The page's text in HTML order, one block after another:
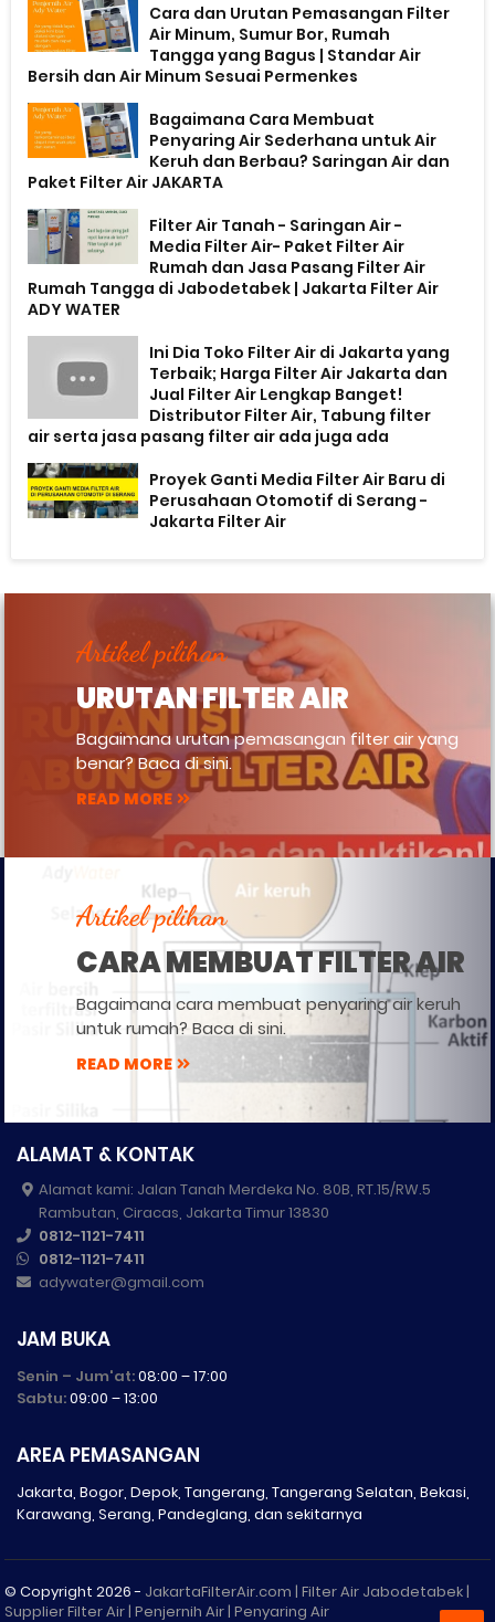
Cara dan Urutan Pemasangan Filter
Air Minum, Sumur Bor, Rumah
Tangga yang Bagus | Standar Air
Bersih dan Air Minum Sesuai Permenkes
Bagaimana Cara Membuat
Penyaring Air Sederhana untuk Air
Keruh dan Berbau? Saringan Air dan
Paket Filter Air JAKARTA
Filter Air Tanah - Saringan Air -
Media Filter Air- Paket Filter Air
Rumah dan Jasa Pasang Filter Air
Rumah Tangga di Jabodetabek | Jakarta Filter Air
ADY WATER
Ini Dia Toko Filter Air di Jakarta yang
Terbaik; Harga Filter Air Jakarta dan
Jual Filter Air Lengkap Banget!
Distributor Filter Air, Tabung filter
air serta jasa pasang filter air ada juga ada
Proyek Ganti Media Filter Air Baru di
Perusahaan Otomotif di Serang -
Jakarta Filter Air
Artikel pilihan
URUTAN FILTER AIR
Bagaimana urutan pemasangan filter air yang
benar? Baca di sini.
READ MORE
Artikel pilihan
CARA MEMBUAT FILTER AIR
Bagaimana cara membuat penyaring air keruh
untuk rumah? Baca di sini.
READ MORE
ALAMAT & KONTAK
Alamat kami: Jalan Tanah Merdeka No. 80B, RT.15/RW.5
Rambutan, Ciracas, Jakarta Timur 13830
0812-1121-7411
0812-1121-7411
adywater@gmail.com
JAM BUKA
Senin – Jum'at:08:00 – 17:00
Sabtu:09:00 – 13:00
AREA PEMASANGAN
Jakarta, Bogor, Depok, Tangerang, Tangerang Selatan, Bekasi,
Karawang, Serang, Pandeglang, dan sekitarnya
© Copyright2026 - JakartaFilterAir.com | Filter Air Jabodetabek |
Supplier Filter Air | Penjernih Air | Penyaring Air